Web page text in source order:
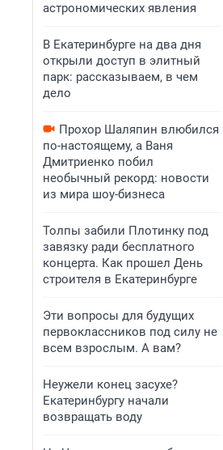
астрономических явления
В Екатеринбурге на два дня
открыли доступ в элитный
парк: рассказываем, в чем
дело
Прохор Шаляпин влюбился
по-настоящему, а Ваня
Дмитриенко побил
необычный рекорд: новости
из мира шоу-бизнеса
Толпы забили Плотинку под
завязку ради бесплатного
концерта. Как прошел День
строителя в Екатеринбурге
Эти вопросы для будущих
первоклассников под силу не
всем взрослым. А вам?
Неужели конец засухе?
Екатеринбургу начали
возвращать воду